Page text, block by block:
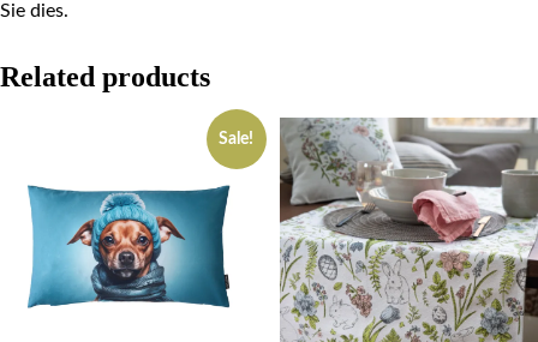
Sie dies.
Related products
Sale!